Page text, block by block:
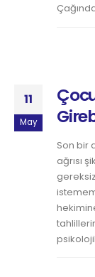
11
May
Son bir
ağrısı